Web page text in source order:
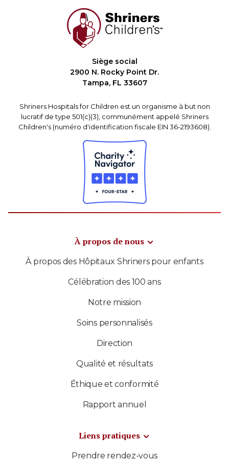
Siège social
2900 N. Rocky Point Dr.
Tampa, FL 33607
Shriners Hospitals for Children est un organisme à but non
lucratif de type 501(c)(3), communément appelé Shriners
Children's (numéro d'identification fiscale EIN 36-2193608).
À propos de nous
À propos des Hôpitaux Shriners pour enfants
Célébration des 100 ans
Notre mission
Soins personnalisés
Direction
Qualité et résultats
Éthique et conformité
Rapport annuel
Liens pratiques
Prendre rendez-vous